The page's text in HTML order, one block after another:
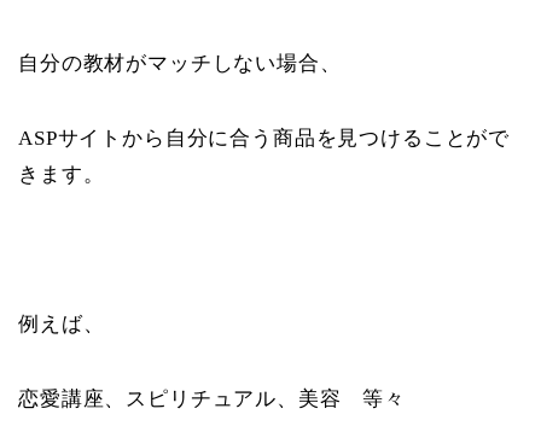
自分の教材がマッチしない場合、
ASPサイトから自分に合う商品を見つけることがで
きます。
例えば、
恋愛講座、スピリチュアル、美容 等々